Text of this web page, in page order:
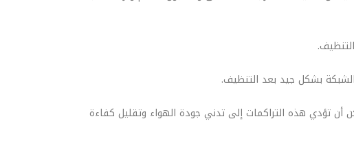
أن تؤدي هذه التراكمات إلى تدني جودة الهواء وتقليل كفاءة